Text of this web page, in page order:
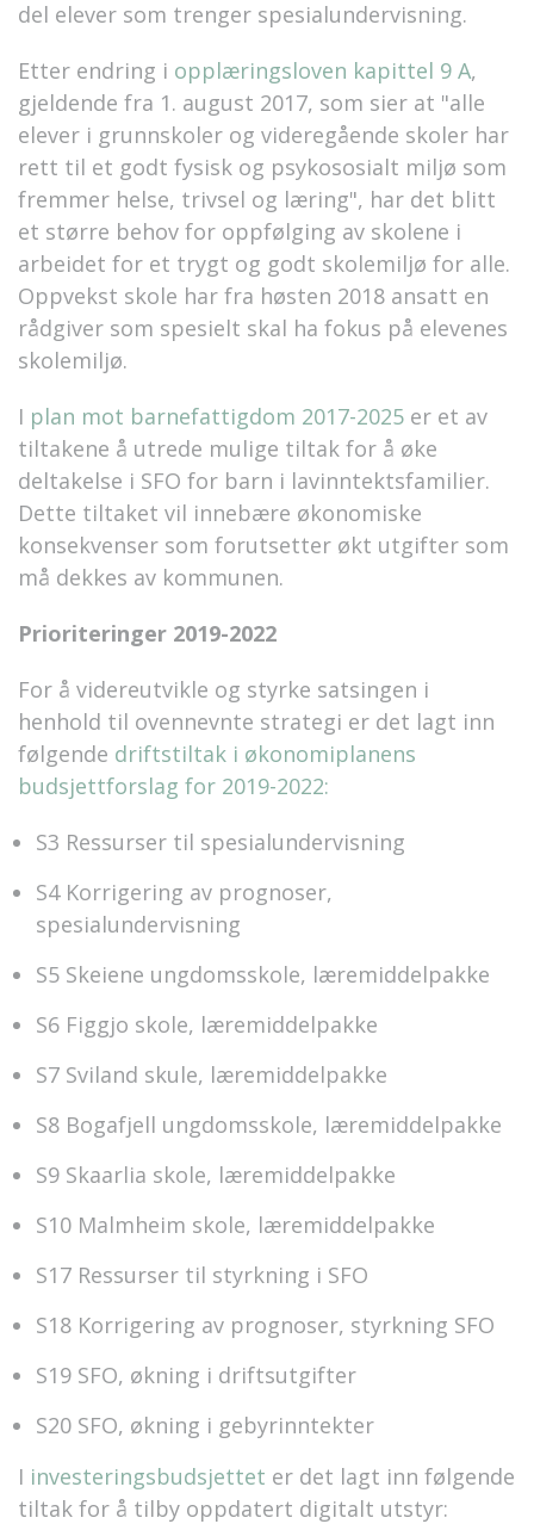
del elever som trenger spesialundervisning.
Etter endring i opplæringsloven kapittel 9 A,
gjeldende fra 1. august 2017, som sier at "alle
elever i grunnskoler og videregående skoler har
rett til et godt fysisk og psykososialt miljø som
fremmer helse, trivsel og læring", har det blitt
et større behov for oppfølging av skolene i
arbeidet for et trygt og godt skolemiljø for alle.
Oppvekst skole har fra høsten 2018 ansatt en
rådgiver som spesielt skal ha fokus på elevenes
skolemiljø.
I plan mot barnefattigdom 2017-2025 er et av
tiltakene å utrede mulige tiltak for å øke
deltakelse i SFO for barn i lavinntektsfamilier.
Dette tiltaket vil innebære økonomiske
konsekvenser som forutsetter økt utgifter som
må dekkes av kommunen.
Prioriteringer 2019-2022
For å videreutvikle og styrke satsingen i
henhold til ovennevnte strategi er det lagt inn
følgende driftstiltak i økonomiplanens
budsjettforslag for 2019-2022:
S3 Ressurser til spesialundervisning
S4 Korrigering av prognoser,
spesialundervisning
S5 Skeiene ungdomsskole, læremiddelpakke
S6 Figgjo skole, læremiddelpakke
S7 Sviland skule, læremiddelpakke
S8 Bogafjell ungdomsskole, læremiddelpakke
S9 Skaarlia skole, læremiddelpakke
S10 Malmheim skole, læremiddelpakke
S17 Ressurser til styrkning i SFO
S18 Korrigering av prognoser, styrkning SFO
S19 SFO, økning i driftsutgifter
S20 SFO, økning i gebyrinntekter
I investeringsbudsjettet er det lagt inn følgende
tiltak for å tilby oppdatert digitalt utstyr: